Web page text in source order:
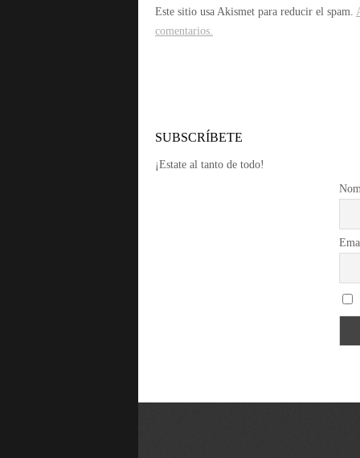
Este sitio usa Akismet para reducir el spam.
comentarios.
SUBSCRÍBETE
¡Estate al tanto de todo!